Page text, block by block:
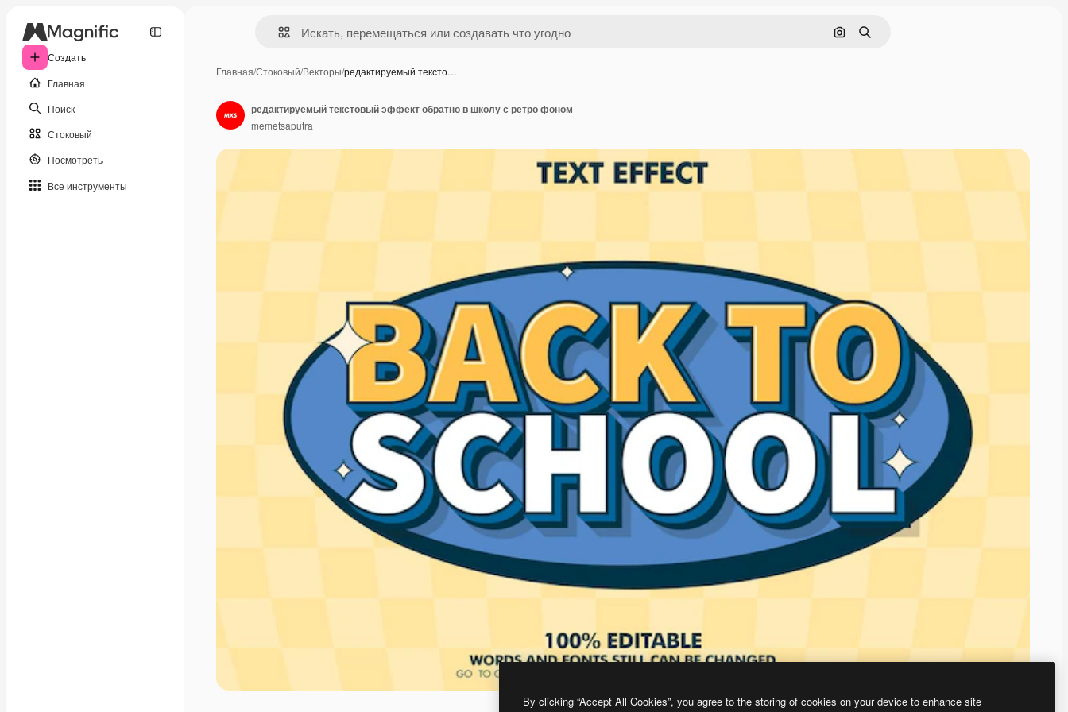
Создать
Главная
Поиск
Стоковый
Посмотреть
Все инструменты
Поиск по изображению
Поиск
Главная/Стоковый/Векторы/редактируемый тексто…
редактируемый текстовый эффект обратно в школу с ретро фоном
memetsaputra
By clicking “Accept All Cookies”, you agree to the storing of cookies on your device to enhance site